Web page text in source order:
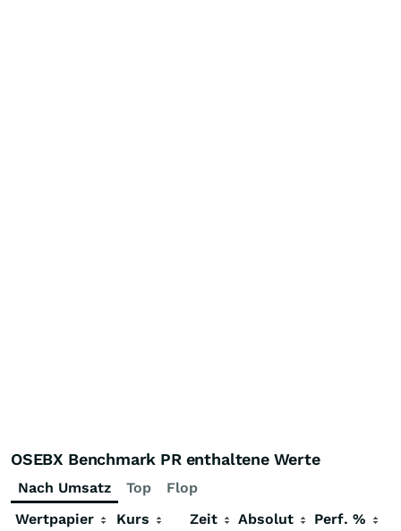
OSEBX Benchmark PR enthaltene Werte
Nach Umsatz Top
Flop
Wertpapier
Kurs Zeit Absolut
Perf. %